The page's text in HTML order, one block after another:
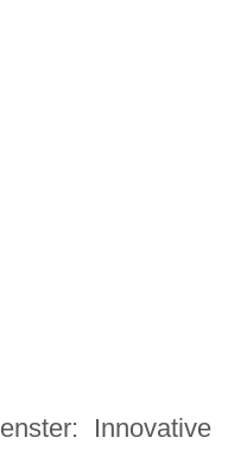
Innovative